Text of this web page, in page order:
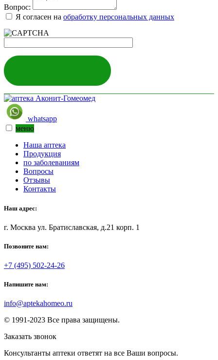
Вопрос:
Я согласен на обработку персональных данных
whatsapp
меню
Наша аптека
Продукция
по заболеваниям
Вопросы
Отзывы
Контакты
Наш адрес:
г. Москва ул. Братиславская, д.21 корп. 1
Позвоните нам:
+7 (495) 502-24-26
Напишите нам:
info@aptekahomeo.ru
© 1991-2023 Все права защищены.
Заказать звонок
Консультанты аптеки ответят на все Ваши вопросы.